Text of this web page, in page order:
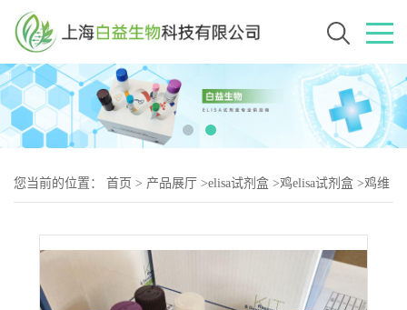
您当前的位置： 首页 > 产品展厅 >elisa试剂盒 >鸡elisa试剂盒 >鸡维